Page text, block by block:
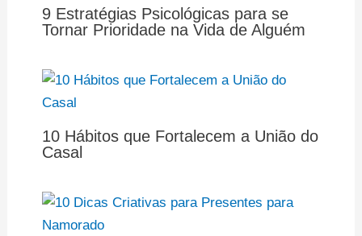
9 Estratégias Psicológicas para se
Tornar Prioridade na Vida de Alguém
10 Hábitos que Fortalecem a União do
Casal